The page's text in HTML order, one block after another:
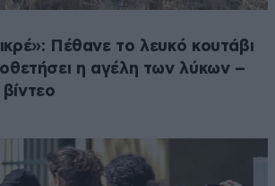
Πέθανε το λευκό κουτάβι
η αγέλη των λύκων –